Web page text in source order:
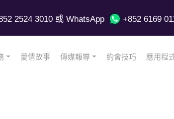
2524 3010或 WhatsApp +852 6169
愛情故事 傳媒報導 約會技巧 應用程